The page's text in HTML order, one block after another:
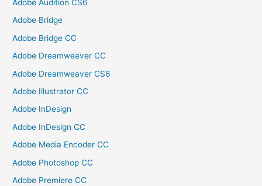
Adobe Audition CS6
Adobe Bridge
Adobe Bridge CC
Adobe Dreamweaver CC
Adobe Dreamweaver CS6
Adobe Illustrator CC
Adobe InDesign
Adobe InDesign CC
Adobe Media Encoder CC
Adobe Photoshop CC
Adobe Premiere CC